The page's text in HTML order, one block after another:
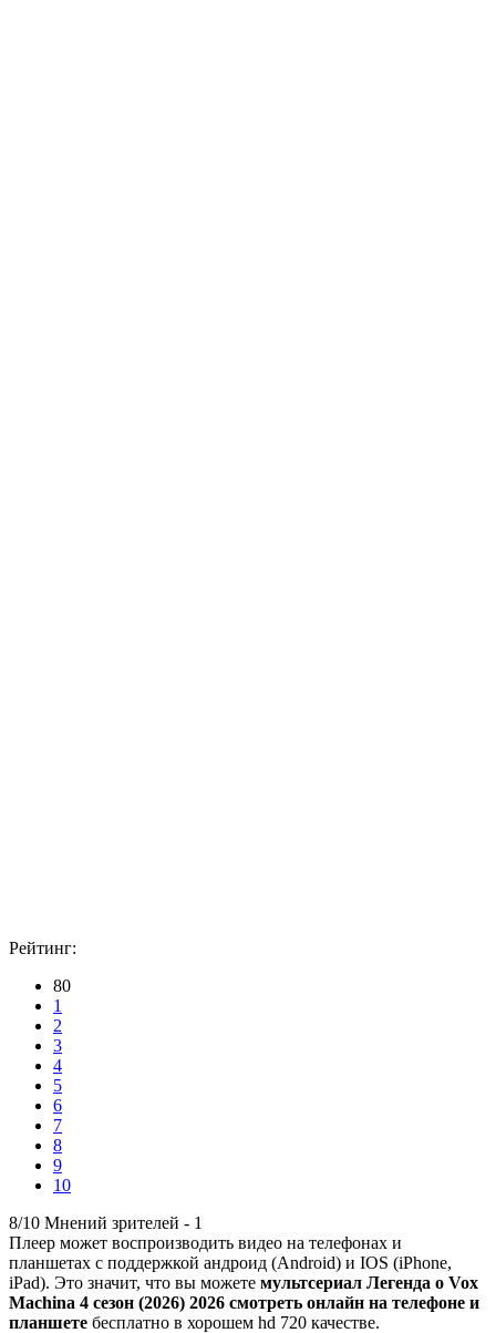
Рейтинг:
80
1
2
3
4
5
6
7
8
9
10
8/10 Мнений зрителей - 1
Плеер может воспроизводить видео на телефонах и
планшетах с поддержкой андроид (Android) и IOS (iPhone,
iPad). Это значит, что вы можете мультсериал Легенда о Vox
Machina 4 сезон (2026) 2026 смотреть онлайн на телефоне и
планшете бесплатно в хорошем hd 720 качестве.